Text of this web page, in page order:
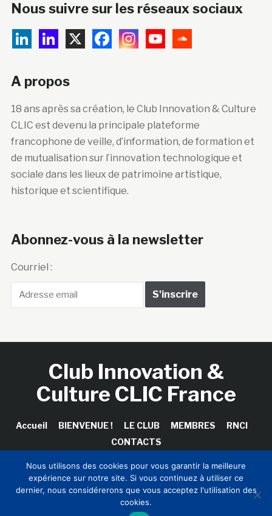
Nous suivre sur les réseaux sociaux
A propos
18 ans après sa création, le Club Innovation & Culture
CLIC est devenu la principale plateforme
francophone de veille, d’information, de formation et
de mutualisation sur l’innovation technologique et
sociale dans les lieux de patrimoine artistique,
historique et scientifique.
Abonnez-vous à la newsletter
Courriel :
Club Innovation &
Culture CLIC France
Accueil BIENVENUE ! LE CLUB MEMBRES
RNCI
CONTACTS
Copyright © 2026 Club Innovation & Culture CLIC France /
Sinapses Conseils
Nous utilisons des cookies pour vous garantir la meilleure
expérience sur notre site. Si vous continuez à utiliser ce
dernier, nous considérerons que vous acceptez l'utilisation des
cookies.